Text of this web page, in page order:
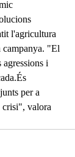
l'agricultura
campanya. "El
agressions i
per a
crisi", valora